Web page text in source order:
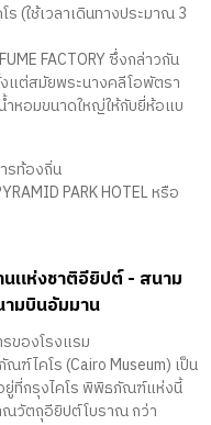
(ใช้เวลาเดินทางประมาณ 3
FACTORY ซึ่งกล่าวกัน
แต่สมัยพระนางคลีโอพัตรา
หอมขนาดใหญ่ให้กับยี่ห้อแบ
รท้องถิ่น
PARK HOTEL หรือ
แห่งชาติอียิปต์ - สนาม
ามบินอัมมาน
ของโรงแรม
ฑ์ไคโร (Cairo Museum) เป็น
ที่กรุงไคโร พิพิธภัณฑ์แห่งนี้
ณวัตถุอียิปต์โบราณ กว่า